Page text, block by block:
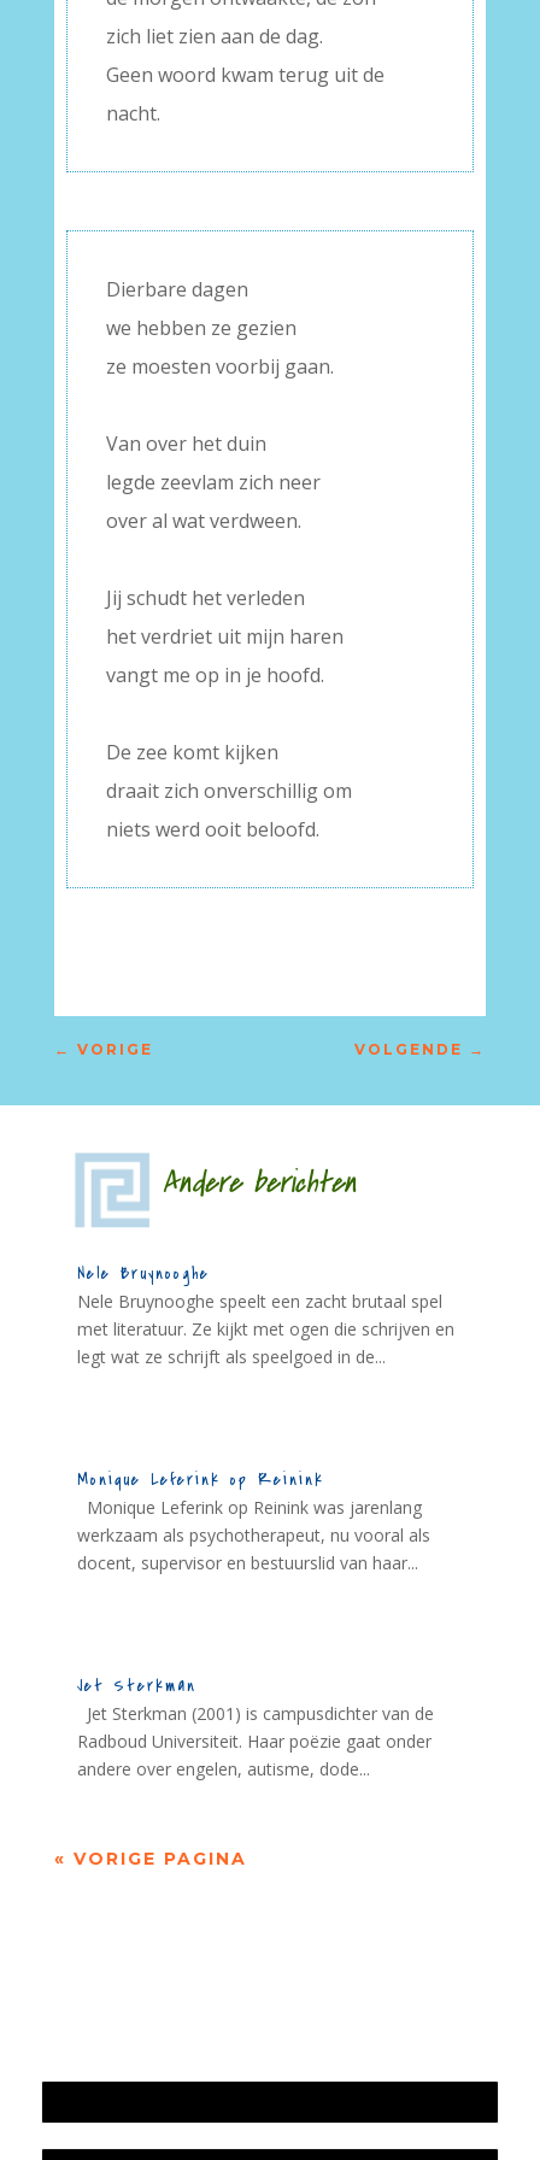
zich liet zien aan de dag.
Geen woord kwam terug uit de
nacht.
Dierbare dagen
we hebben ze gezien
ze moesten voorbij gaan.
Van over het duin
legde zeevlam zich neer
over al wat verdween.
Jij schudt het verleden
het verdriet uit mijn haren
vangt me op in je hoofd.
De zee komt kijken
draait zich onverschillig om
niets werd ooit beloofd.
← VORIGE VOLGENDE →
Andere berichten
Nele Bruynooghe
Nele Bruynooghe speelt een zacht brutaal spel
met literatuur. Ze kijkt met ogen die schrijven en
legt wat ze schrijft als speelgoed in de...
Monique Leferink op Reinink
Monique Leferink op Reinink was jarenlang
werkzaam als psychotherapeut, nu vooral als
docent, supervisor en bestuurslid van haar...
Jet Sterkman
Jet Sterkman (2001) is campusdichter van de
Radboud Universiteit. Haar poëzie gaat onder
andere over engelen, autisme, dode...
« VORIGE PAGINA